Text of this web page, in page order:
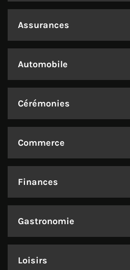
Assurances
Automobile
Cérémonies
Commerce
Finances
Gastronomie
Loisirs